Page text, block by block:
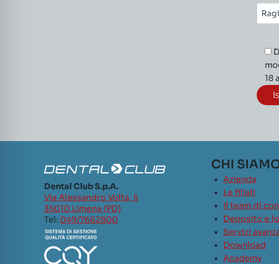
18
Dental Club S.p.A.
Via Alessandro Volta, 5
35010 Limena (PD)
Tel: 049/7662800
CHI
Azienda
Le filiali
Il team di
Deposito e
Servizi
Download
Academy